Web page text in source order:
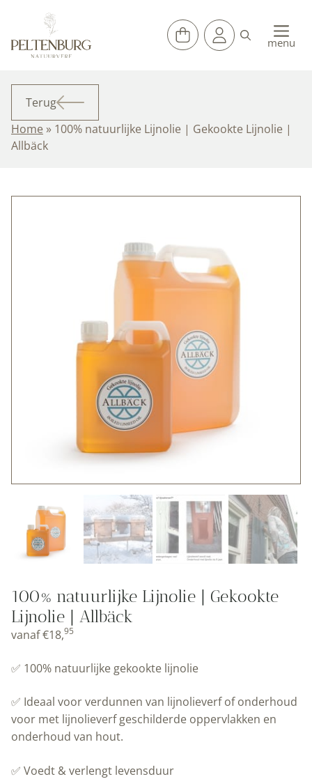
de
inhoud
menu
Terug
Home » 100% natuurlijke Lijnolie | Gekookte Lijnolie |
Allbäck
100% natuurlijke Lijnolie | Gekookte
Lijnolie | Allbäck
vanaf€18,95
✅ 100% natuurlijke gekookte lijnolie
✅ Ideaal voor verdunnen van lijnolieverf of onderhoud
voor met lijnolieverf geschilderde oppervlakken en
onderhoud van hout.
✅ Voedt & verlengt levensduur